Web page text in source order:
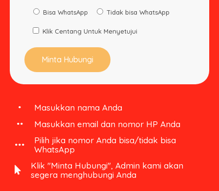
Bisa WhatsApp Tidak bisa WhatsApp
Klik Centang Untuk Menyetujui
Masukkan nama Anda
Masukkan email dan nomor HP Anda
Pilih jika nomor Anda bisa/tidak bisa
WhatsApp
Klik "Minta Hubungi", Admin kami akan
segera menghubungi Anda